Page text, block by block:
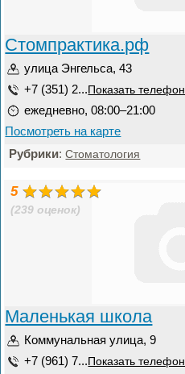
Стомпрактика.рф
улица Энгельса, 43
+7 (351) 2... Показать телефон
ежедневно, 08:00–21:00
Посмотреть на карте
Рубрики:Стоматология
5
(239 оценок)
Маленькая школа
Коммунальная улица, 9
+7 (961) 7... Показать телефон